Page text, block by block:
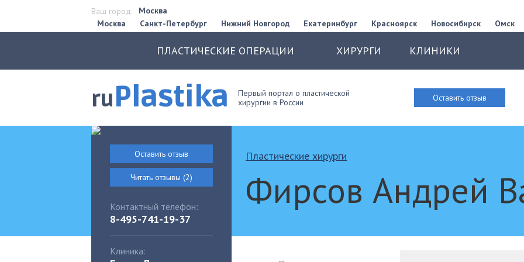
Ваш город:
Москва
Москва
Санкт-Петербург Нижний Новгород Екатеринбург Красноярск Новосибирск Омск
ПЛАСТИЧЕСКИЕ ОПЕРАЦИИ ХИРУРГИ КЛИНИКИ
ruPlastika
Первый портал о пластической
хирургии в России
Оставить отзыв
Оставить отзыв
Читать отзывы (2)
Контактный телефон:
8-495-741-19-37
Клиника:
Пластические хирурги
Фирсов Андрей